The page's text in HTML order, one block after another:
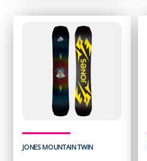
749,95 $.529,95 $.
JONES MOUNTAIN TWIN